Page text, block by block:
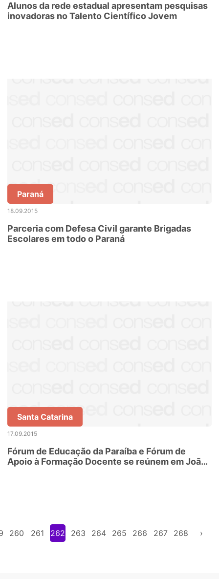
Alunos da rede estadual apresentam pesquisas
inovadoras no Talento Científico Jovem
Paraná
18.09.2015
Parceria com Defesa Civil garante Brigadas
Escolares em todo o Paraná
Santa Catarina
17.09.2015
Fórum de Educação da Paraíba e Fórum de
Apoio à Formação Docente se reúnem em João
260 261 262 263 264 265 266 267 268 ›